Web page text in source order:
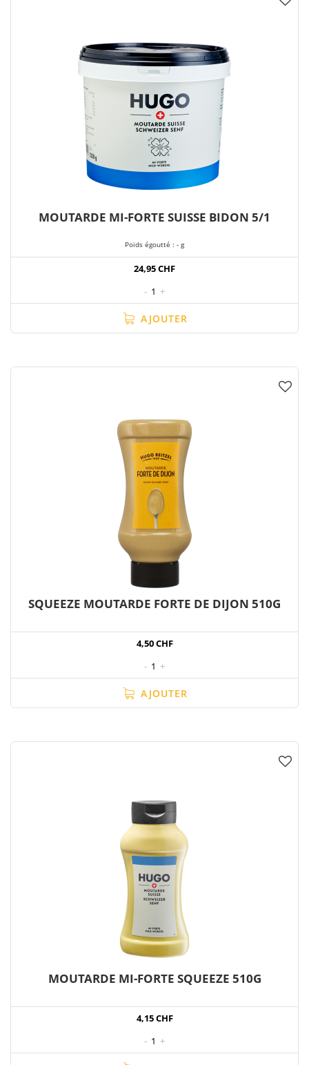
MOUTARDE MI-FORTE SUISSE BIDON 5/1
Poids égoutté : - g
24,95 CHF
- 1 +
AJOUTER
SQUEEZE MOUTARDE FORTE DE DIJON 510G
4,50 CHF
- 1 +
AJOUTER
MOUTARDE MI-FORTE SQUEEZE 510G
4,15 CHF
- 1 +